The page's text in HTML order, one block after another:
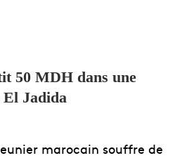
GREEN BUSINESS
EDUCATION
50 MDH dans une
Jadida
marocain souffre de